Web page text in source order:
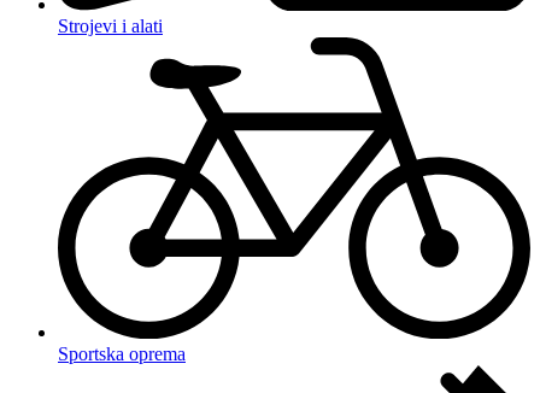
Strojevi i alati
Sportska oprema